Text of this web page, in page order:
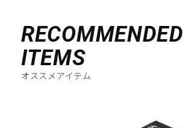
RECOMMENDED
ITEMS
オススメアイテム